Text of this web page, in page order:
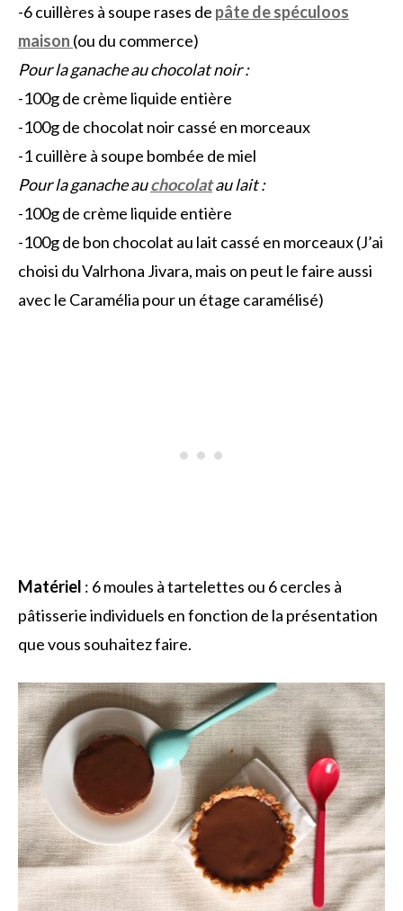
-6 cuillères à soupe rases de pâte de spéculoos
maison (ou du commerce)
Pour la ganache au chocolat noir :
-100g de crème liquide entière
-100g de chocolat noir cassé en morceaux
-1 cuillère à soupe bombée de miel
Pour la ganache auchocolatau lait :
-100g de crème liquide entière
-100g de bon chocolat au lait cassé en morceaux (J’ai
choisi du Valrhona Jivara, mais on peut le faire aussi
avec le Caramélia pour un étage caramélisé)
Matériel : 6 moules à tartelettes ou 6 cercles à
pâtisserie individuels en fonction de la présentation
que vous souhaitez faire.